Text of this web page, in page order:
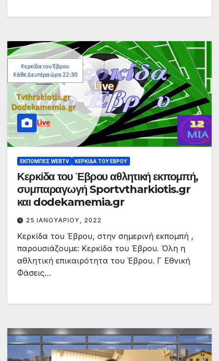
ΕΚΠΟΜΠΈΣ WEBTV ΚΕΡΚΊΔΑ ΤΟΥ ΈΒΡΟΥ
Κερκίδα του Έβρου αθλητική εκπομπή,
συμπαραγωγή Sportvtharkiotis.gr
και dodekamemia.gr
25 ΙΑΝΟΥΑΡΊΟΥ, 2022
Κερκίδα του Έβρου, στην σημερινή εκπομπή ,
παρουσιάζουμε: Κερκίδα του Έβρου. Όλη η
αθλητική επικαιρότητα του Έβρου. Γ Εθνική
Φάσεις…